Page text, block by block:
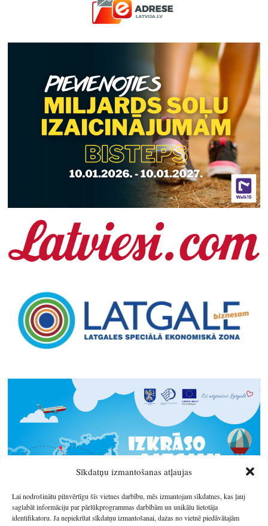
Sīkdatņu izmantošanas atļaujas
Lai nodrošinātu pilnvērtīgu šīs vietnes darbību, mēs izmantojam sīkdatnes, kas ļauj
saglabāt informāciju par pārlūkprogrammas darbībām un unikālu lietotāja
identifikatoru. Ja nepiekrītat sīkdatņu izmantošanai, dažas no vietnē piedāvātajām